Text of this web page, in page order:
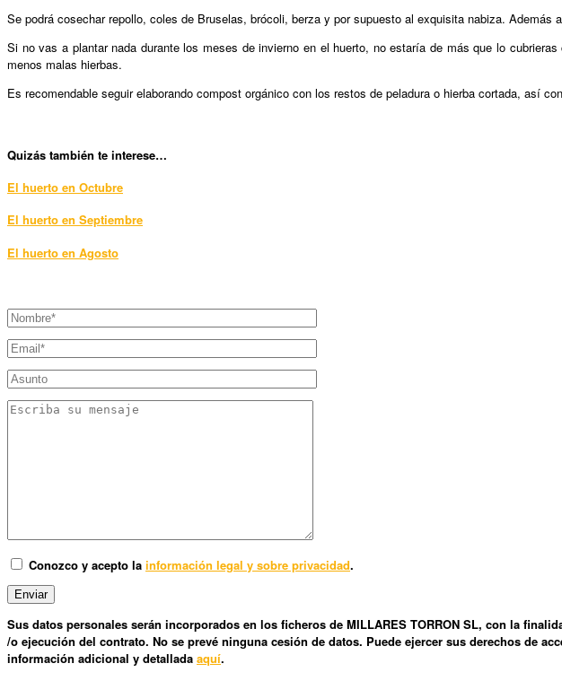
Se podrá cosechar repollo, coles de Bruselas, brócoli, berza y por supuesto al exquisita nabiza.
Si no vas a plantar nada durante los meses de invierno en el huerto, no estaría de más que lo
menos malas hierbas.
Es recomendable seguir elaborando compost orgánico con los restos de peladura o hierba cortada, así
Quizás también te interese…
El huerto en Octubre
El huerto en Septiembre
El huerto en Agosto
Conozco y acepto la información legal y sobre privacidad.
Sus datos personales serán incorporados en los ficheros de MILLARES TORRON SL, con la
/o ejecución del contrato. No se prevé ninguna cesión de datos. Puede ejercer sus derechos de
información adicional y detallada aquí.